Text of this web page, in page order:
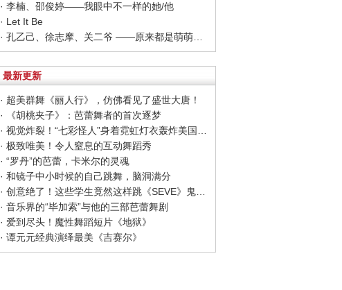
· 李楠、邵俊婷——我眼中不一样的她/他
· Let It Be
· 孔乙己、徐志摩、关二爷 ——原来都是萌萌的他！
最新更新
· 超美群舞《丽人行》，仿佛看见了盛世大唐！
· 《胡桃夹子》：芭蕾舞者的首次逐梦
· 极致唯美！令人窒息的互动舞蹈秀
· “罗丹”的芭蕾，卡米尔的灵魂
· 和镜子中小时候的自己跳舞，脑洞满分
· 创意绝了！这些学生竟然这样跳《SEVE》鬼步舞
· 音乐界的“毕加索”与他的三部芭蕾舞剧
· 爱到尽头！魔性舞蹈短片《地狱》
· 谭元元经典演绎最美《吉赛尔》